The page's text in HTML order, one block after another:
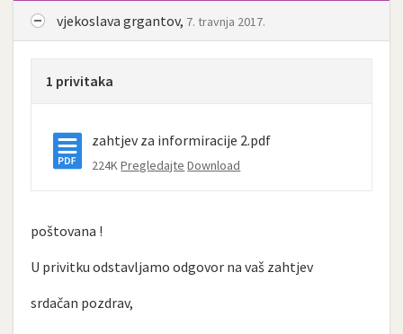
vjekoslava grgantov, 7. travnja 2017.
1 privitaka
zahtjev za informiracije 2.pdf
224KPregledajte Download
poštovana !
U privitku odstavljamo odgovor na vaš zahtjev
srdačan pozdrav,